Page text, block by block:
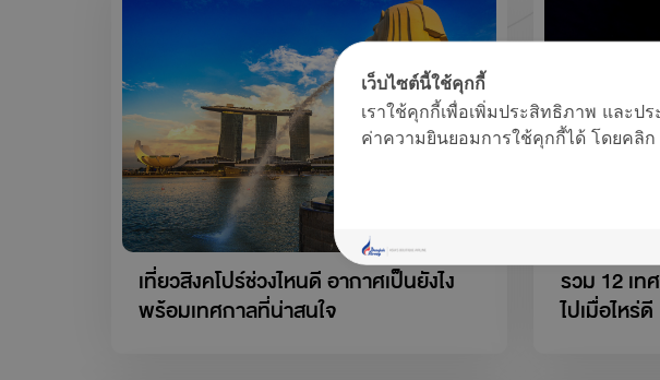
เที่ยวสิงคโปร์ช่วงไหนดี อากาศเป็นยังไง
พร้อมเทศกาลที่น่าสนใจ
รวม 12 เท
ไปเมื่อไหร่ดี
เว็บไซต์นี้ใช้คุกกี้
เราใช้คุกกี้เพื่อเพิ่มประสิทธิภาพ และป
ค่าความยินยอมการใช้คุกกี้ได้ โดยคลิ